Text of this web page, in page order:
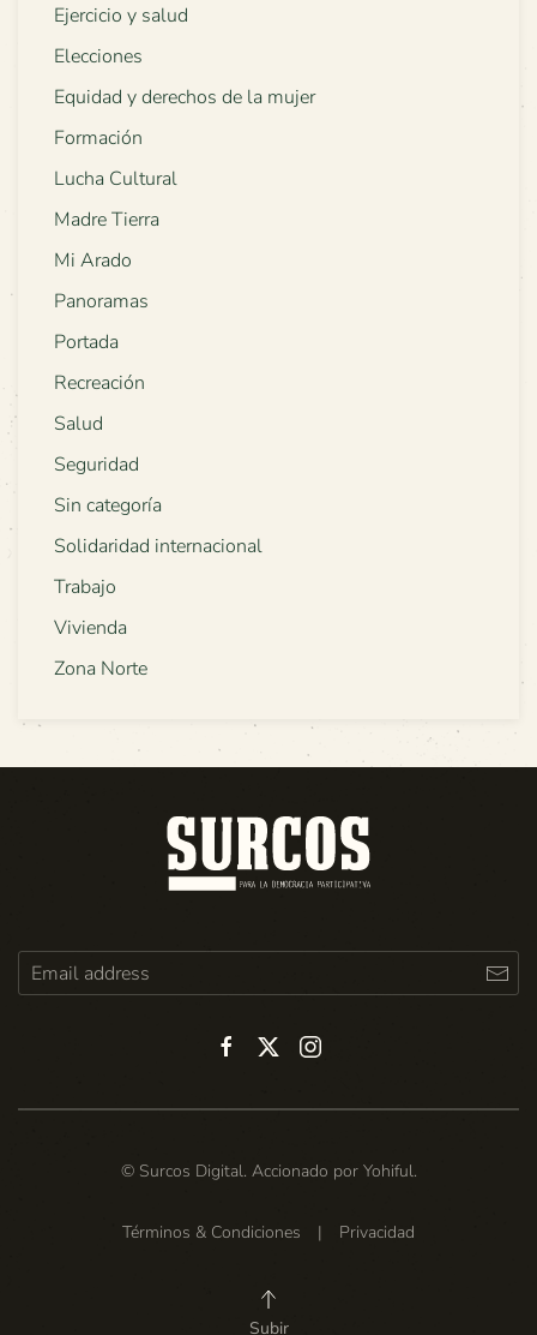
Ejercicio y salud
Elecciones
Equidad y derechos de la mujer
Formación
Lucha Cultural
Madre Tierra
Mi Arado
Panoramas
Portada
Recreación
Salud
Seguridad
Sin categoría
Solidaridad internacional
Trabajo
Vivienda
Zona Norte
© Surcos Digital. Accionado por Yohiful.
Términos & Condiciones | Privacidad
Subir